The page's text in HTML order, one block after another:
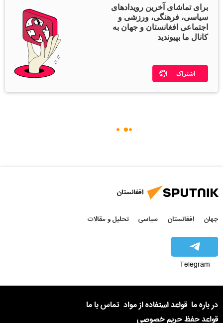
برای تماشای آخرین رویدادهای
سیاسی، فرهنگی، ورزشی و
اجتماعی افغانستان و جهان به
کانال ما بپیوندید
اشتراک
افغانستان
جهان افغانستان سیاسی تحلیل و مقالات
Telegram
در باره ما قواعد استفاده از مواد تماس با ما
قواعد حفظ حریم خصوصی